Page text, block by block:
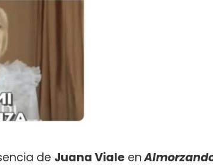
de Juana Viale en